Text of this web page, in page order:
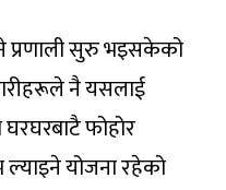
प्रणाली सुरु भइसकेको
नै यसलाई
फोहोर
ल्याइने योजना रहेको